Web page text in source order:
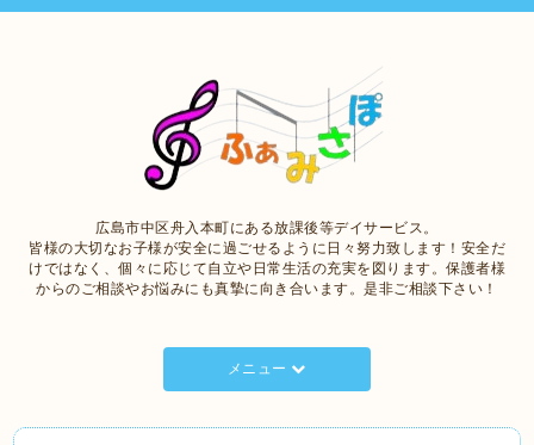
広島市中区舟入本町にある放課後等デイサービス。
皆様の大切なお子様が安全に過ごせるように日々努力致します！安全だ
けではなく、個々に応じて自立や日常生活の充実を図ります。保護者様
からのご相談やお悩みにも真摯に向き合います。是非ご相談下さい！
メニュー